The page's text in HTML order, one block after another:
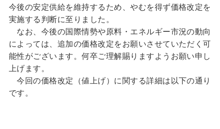
今後の安定供給を維持するため、やむを得ず価格改定を
実施する判断に至りました。
なお、今後の国際情勢や原料・エネルギー市況の動向
によっては、追加の価格改定をお願いさせていただく可
能性がございます。何卒ご理解賜りますようお願い申し
上げます。
今回の価格改定（値上げ）に関する詳細は以下の通り
です。